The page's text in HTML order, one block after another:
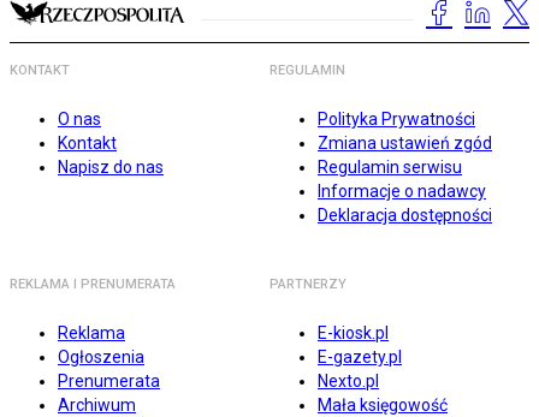
KONTAKT
O nas
Kontakt
Napisz do nas
REGULAMIN
Polityka Prywatności
Zmiana ustawień zgód
Regulamin serwisu
Informacje o nadawcy
Deklaracja dostępności
REKLAMA I PRENUMERATA
Reklama
Ogłoszenia
Prenumerata
Archiwum
PARTNERZY
E-kiosk.pl
E-gazety.pl
Nexto.pl
Mała księgowość